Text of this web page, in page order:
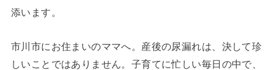
添います。
市川市にお住まいのママへ。産後の尿漏れは、決して珍
しいことではありません。子育てに忙しい毎日の中で、